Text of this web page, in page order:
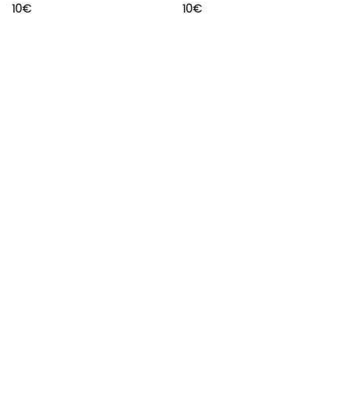
10€ 10€